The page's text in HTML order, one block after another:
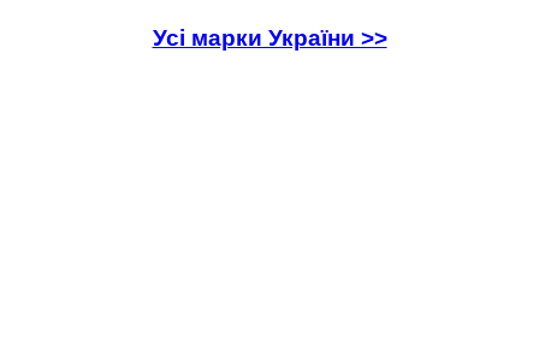
Усі марки України >>